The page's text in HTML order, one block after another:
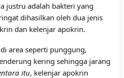
justru adalah bakteri yang
dihasilkan oleh dua jenis
dan kelenjar apokrin.
area seperti punggung,
kering sehingga jarang
itu, kelenjar apokrin